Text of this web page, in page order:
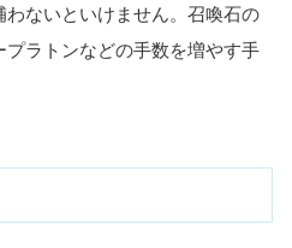
ないといけません。召喚石の
ラトンなどの手数を増やす手